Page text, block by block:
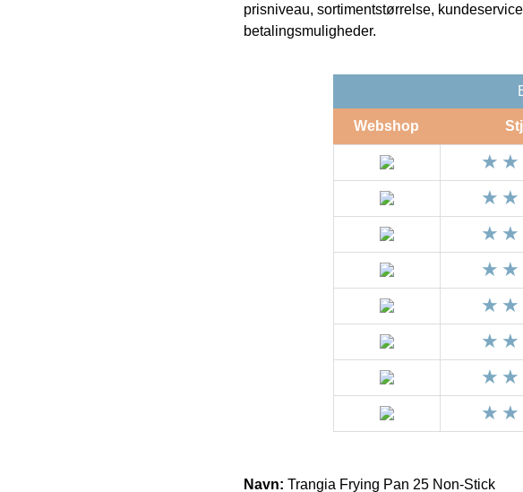
prisniveau, sortimentstørrelse,
betalingsmuligheder.
Webshop
Navn: Trangia Frying Pan 25 Non-Stick